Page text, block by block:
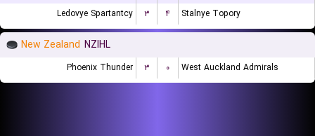
Ledovye Spartantcy
۳ ۴ Stalnye Topory
New Zealand NZIHL
Phoenix Thunder ۳ ۰ West Auckland Admirals